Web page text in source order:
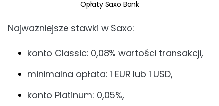
Opłaty Saxo Bank
Najważniejsze stawki w Saxo:
konto Classic: 0,08% wartości transakcji,
minimalna opłata: 1 EUR lub 1 USD,
konto Platinum: 0,05%,